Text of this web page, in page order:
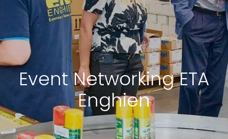
Event Networking ETA
Enghien